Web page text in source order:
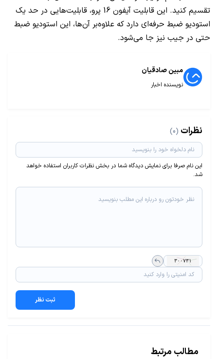
تقسیم کنید. این قابلیت آیفون 16 پرو، قابلیت‌هایی در حد یک
استودیو ضبط حرفه‌ای دارد که علاوه‌بر آن‌ها، این استودیو ضبط
حتی در جیب نیز جا می‌شود.
مبین صادقیان
نویسنده اخبار
نظرات (0)
این نام صرفا برای نمایش دیدگاه شما در بخش نظرات کاربران استفاده خواهد
شد.
ثبت نظر
مطالب مرتبط